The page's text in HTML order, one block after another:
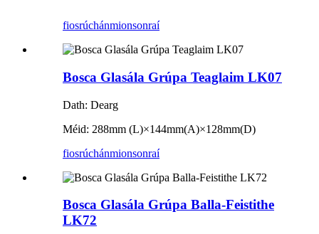
fiosrúchánmionsonraí
Bosca Glasála Grúpa Teaglaim LK07
Dath: Dearg
Méid: 288mm (L)×144mm(A)×128mm(D)
fiosrúchánmionsonraí
Bosca Glasála Grúpa Balla-Feistithe
LK72